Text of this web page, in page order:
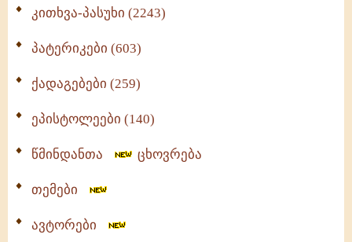
კითხვა-პასუხი (2243)
პატერიკები (603)
ქადაგებები (259)
ეპისტოლეები (140)
წმინდანთა ცხოვრება
თემები
ავტორები